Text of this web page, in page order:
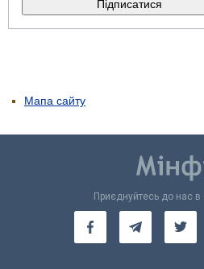
Мапа сайту
Приєднуйтесь до нас